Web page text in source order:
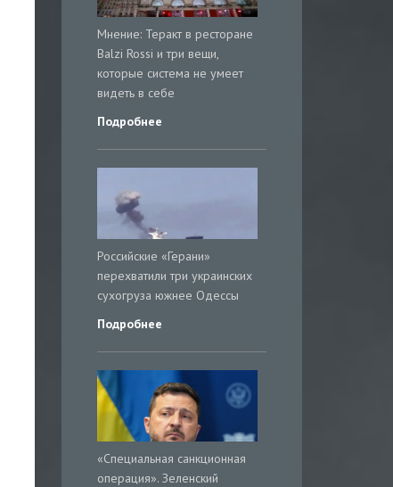
Мнение: Теракт в ресторане
Balzi Rossi и три вещи,
которые система не умеет
видеть в себе
Подробнее
Российские «Герани»
перехватили три украинских
сухогруза южнее Одессы
Подробнее
«Специальная санкционная
операция». Зеленский